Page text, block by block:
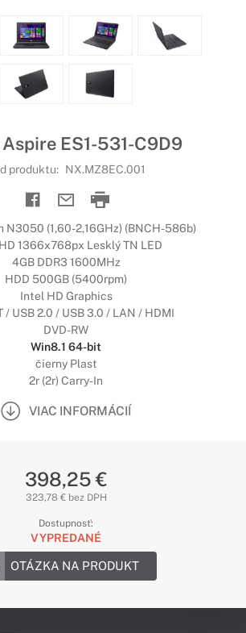
Aspire ES1-531-C9D9
produktu: NX.MZ8EC.001
N3050 (1,60-2,16GHz) (BNCH-586b)
1366x768px Lesklý TN LED
4GB DDR3 1600MHz
HDD 500GB (5400rpm)
Intel HD Graphics
/ USB 2.0 / USB 3.0 / LAN / HDMI
DVD-RW
Win8.1 64-bit
čierny Plast
2r (2r) Carry-In
VIAC INFORMÁCIÍ
398,25 €
323,78 € bez DPH
Dostupnosť:
VYPREDANÉ
OTÁZKA NA PRODUKT